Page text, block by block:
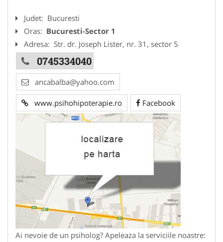
Judet: Bucuresti
Oras: Bucuresti-Sector 1
Adresa: Str. dr. Joseph Lister, nr. 31, sector 5
0745334040
ancabalba@yahoo.com
www.psihohipoterapie.ro Facebook
Ai nevoie de un psiholog? Apeleaza la serviciile noastre: